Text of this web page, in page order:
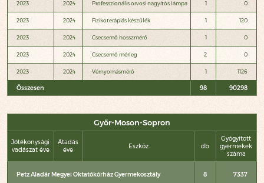
2023 2024 Professzionális orvosi nagyítós lámpa 1 0
2023 2024 Fizikoterápiás készülék 1 120
2023 2024 Csecsemő hosszmérő 1 0
2023 2024 Csecsemő mérleg 2 0
2023 2024 Vérnyomásmérő 1 1126
Összesen 98 90298
Győr-Moson-Sopron
Jótékonysági
vadászat éve
Átadás
éve
Eszköz db
Gyógyított
gyermekek
száma
Petz Aladár Megyei Oktatókórház Gyermekosztály 8 7337